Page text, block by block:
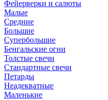
Фейерверки и салюты
Малые
Средние
Большие
Супербольшие
Бенгальские огни
Толстые свечи
Стандартные свечи
Петарды
Неадекватные
Маленькие